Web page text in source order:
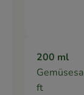
200 ml
Gemüsesa
ft